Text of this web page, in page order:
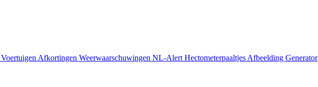
Voertuigen Afkortingen Weerwaarschuwingen NL-Alert Hectometerpaaltjes Afbeelding Generator